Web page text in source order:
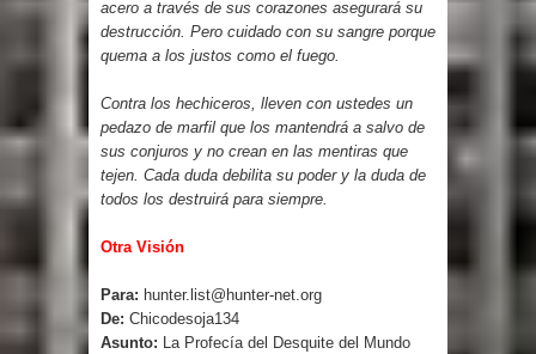
acero a través de sus corazones asegurará su
destrucción. Pero cuidado con su sangre porque
quema a los justos como el fuego.
Contra los hechiceros, lleven con ustedes un
pedazo de marfil que los mantendrá a salvo de
sus conjuros y no crean en las mentiras que
tejen. Cada duda debilita su poder y la duda de
todos los destruirá para siempre.
Otra Visión
Para: hunter.list@hunter-net.org
De: Chicodesoja134
Asunto: La Profecía del Desquite del Mundo